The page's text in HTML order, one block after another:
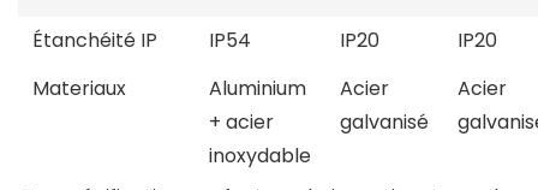
Étanchéité IP
IP54 IP20
IP20
Materiaux
Aluminium
+ acier
inoxydable
Acier
galvanisé
Acier